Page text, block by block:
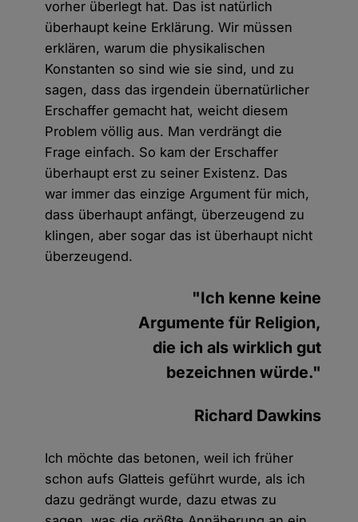
vorher überlegt hat. Das ist natürlich
überhaupt keine Erklärung. Wir müssen
erklären, warum die physikalischen
Konstanten so sind wie sie sind, und zu
sagen, dass das irgendein übernatürlicher
Erschaffer gemacht hat, weicht diesem
Problem völlig aus. Man verdrängt die
Frage einfach. So kam der Erschaffer
überhaupt erst zu seiner Existenz. Das
war immer das einzige Argument für mich,
dass überhaupt anfängt, überzeugend zu
klingen, aber sogar das ist überhaupt nicht
überzeugend.
"Ich kenne keine
Argumente für Religion,
die ich als wirklich gut
bezeichnen würde."
Richard Dawkins
Ich möchte das betonen, weil ich früher
schon aufs Glatteis geführt wurde, als ich
dazu gedrängt wurde, dazu etwas zu